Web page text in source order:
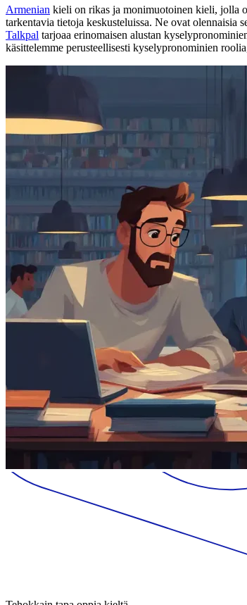
Armenian kieli on rikas ja monimuotoinen kieli, jolla
tarkentavia tietoja keskusteluissa. Ne ovat
Talkpal tarjoaa erinomaisen alustan
käsittelemme perusteellisesti kyselypronominien